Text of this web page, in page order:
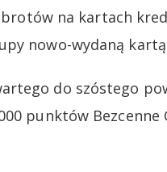
na kartach
nowo-wydaną
do szóstego
punktów Bezcenne